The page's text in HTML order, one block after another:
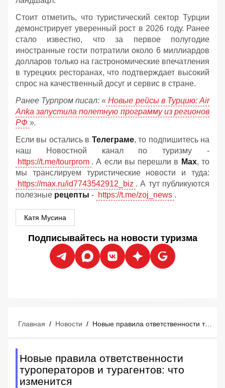
Стоит отметить, что туристический сектор Турции
демонстрирует уверенный рост в 2026 году. Ранее
стало известно, что за первое полугодие
иностранные гости потратили около 6 миллиардов
долларов только на гастрономические впечатления
в турецких ресторанах, что подтверждает высокий
спрос на качественный досуг и сервис в стране.
Ранее Турпром писал: « Новые рейсы в Турцию: Air
Anka запустила полетную программу из регионов
РФ ».
Если вы остались в Телеграме, то подпишитесь на
наш Новостной канал по туризму -
https://t.me/tourprom . А если вы перешли в Мах, то
мы транслируем туристические новости и туда:
https://max.ru/id7743542912_biz . А тут публикуются
полезные рецепты - https://t.me/zoj_news .
Катя Мусина
Подписывайтесь на новости туризма
Главная / Новости / Новые правила ответственности туроператоров и турагентов: что изменится
Новые правила ответственности
туроператоров и турагентов: что
изменится